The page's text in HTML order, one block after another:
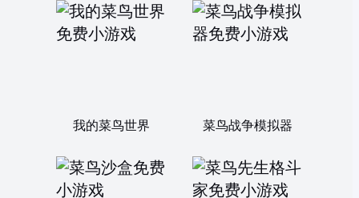
我的菜鸟世界 菜鸟战争模拟器